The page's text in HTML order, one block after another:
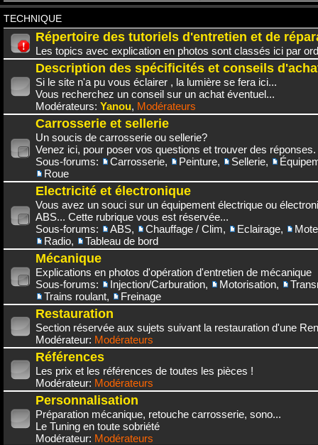
TECHNIQUE
Répertoire des tutoriels d'entretien et de
Les topics avec explication en photos sont classés ici par
Description des spécificités et conseils
Si le site n'a pu vous éclairer , la lumière se fera ici...
Vous recherchez un conseil sur un achat éventuel...
Modérateurs: Yanou, Modérateurs
Carrosserie et sellerie
Un soucis de carrosserie ou sellerie?
Venez ici, pour poser vos questions et trouver des réponses.
Sous-forums:
Carrosserie, Peinture, Sellerie,
Roue
Electricité et électronique
Vous avez un souci sur un équipement électrique ou
ABS... Cette rubrique vous est réservée...
Sous-forums:
ABS, Chauffage / Clim, Eclairage,
Radio, Tableau de bord
Mécanique
Explications en photos d'opération d'entretien de mécanique
Sous-forums:
Injection/Carburation, Motorisation,
Trains roulant, Freinage
Restauration
Section réservée aux sujets suivant la restauration d'une
Modérateur: Modérateurs
Références
Les prix et les références de toutes les pièces !
Modérateur: Modérateurs
Personnalisation
Préparation mécanique, retouche carrosserie, sono...
Le Tuning en toute sobriété
Modérateur: Modérateurs